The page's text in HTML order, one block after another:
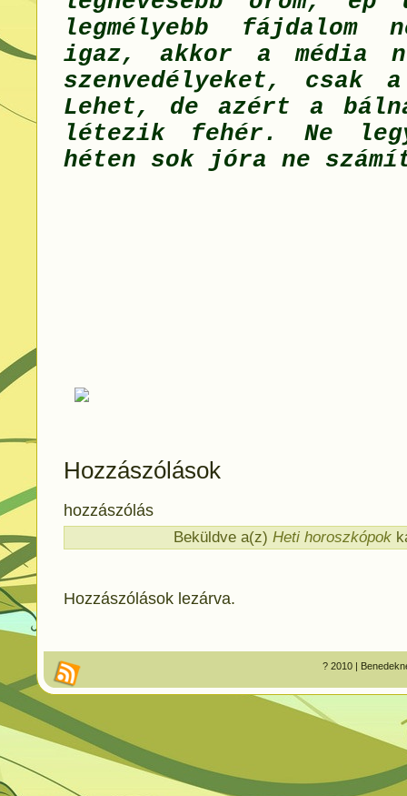
legmélyebb fájdalom
igaz, akkor a média
szenvedélyeket, csak
Lehet, de azért a
létezik fehér. Ne
héten sok jóra ne
Hozzászólások
hozzászólás
Beküldve a(z) Heti horoszkópok
Hozzászólások lezárva.
? 2010 |